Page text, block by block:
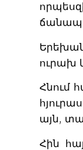
ուրախ
Հնում
այն,
Հին